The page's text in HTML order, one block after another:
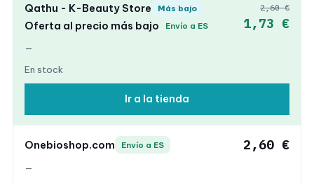
Qathu - K-Beauty Store Más bajo
Oferta al precio más bajo Envío a ES
—
En stock
2,60 €
1,73 €
Ir a la tienda
Onebioshop.com Envío a ES
—
2,60 €